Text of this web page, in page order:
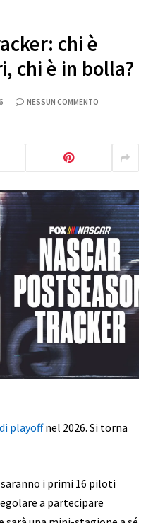
chi è
chi è in bolla?
NESSUN COMMENTO
playoffnel 2026. Si torna
i primi 16 piloti
a partecipare